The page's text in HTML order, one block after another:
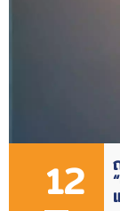
12